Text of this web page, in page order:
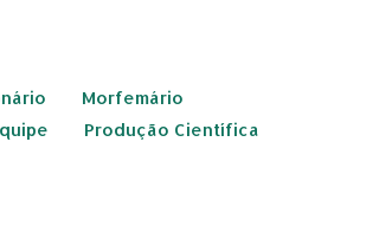
Morfemário
Produção Científica